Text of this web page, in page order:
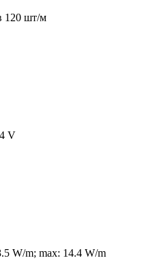
120 шт/м
V
W/m; max: 14.4 W/m